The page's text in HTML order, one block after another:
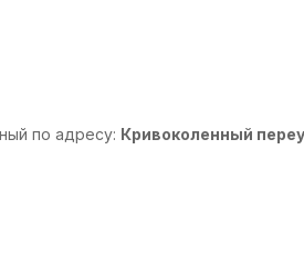
по адресу: Кривоколенный